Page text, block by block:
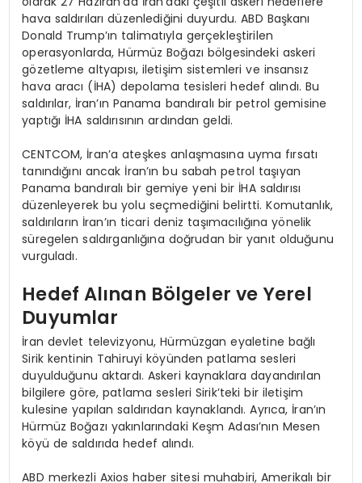
hava saldırıları düzenlediğini duyurdu. ABD Başkanı
Donald Trump’ın talimatıyla gerçekleştirilen
operasyonlarda, Hürmüz Boğazı bölgesindeki askeri
gözetleme altyapısı, iletişim sistemleri ve insansız
hava aracı (İHA) depolama tesisleri hedef alındı. Bu
saldırılar, İran’ın Panama bandıralı bir petrol gemisine
yaptığı İHA saldırısının ardından geldi.
CENTCOM, İran’a ateşkes anlaşmasına uyma fırsatı
tanındığını ancak İran’ın bu sabah petrol taşıyan
Panama bandıralı bir gemiye yeni bir İHA saldırısı
düzenleyerek bu yolu seçmediğini belirtti. Komutanlık,
saldırıların İran’ın ticari deniz taşımacılığına yönelik
süregelen saldırganlığına doğrudan bir yanıt olduğunu
vurguladı.
Hedef Alınan Bölgeler ve Yerel
Duyumlar
İran devlet televizyonu, Hürmüzgan eyaletine bağlı
Sirik kentinin Tahiruyi köyünden patlama sesleri
duyulduğunu aktardı. Askeri kaynaklara dayandırılan
bilgilere göre, patlama sesleri Sirik’teki bir iletişim
kulesine yapılan saldırıdan kaynaklandı. Ayrıca, İran’ın
Hürmüz Boğazı yakınlarındaki Keşm Adası’nın Mesen
köyü de saldırıda hedef alındı.
ABD merkezli Axios haber sitesi muhabiri, Amerikalı bir